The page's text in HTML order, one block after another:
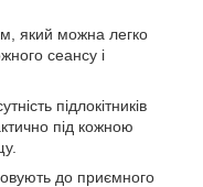
який можна легко
сеансу і
підлокітників
під кожною
до приємного